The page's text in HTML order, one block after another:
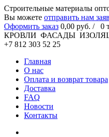
Cтроительные материалы
Вы можете отправить нам
Оформить заказ 0,00 руб. / 0
КРОВЛИ ФАСАДЫ
+7 812 303 52 25
Главная
О нас
Оплата и возврат товара
Доставка
FAQ
Новости
Контакты